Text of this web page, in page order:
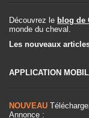
Découvrez le blog de
monde du cheval.
Les nouveaux
APPLICATION
NOUVEAU
Annonce :